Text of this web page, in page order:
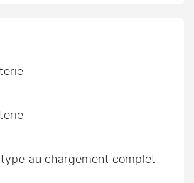
type au chargement complet